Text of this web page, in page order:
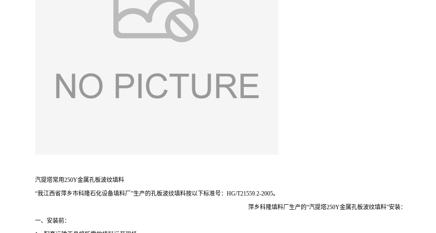
汽提塔常用250Y金属孔板波纹填料
“我江西省萍乡市科隆石化设备填料厂”生产的孔板波纹填料按以下标准号：HG/T21559.2-2005。
萍乡科隆填料厂生产的“汽提塔250Y金属孔板波纹填料”安装：
一、安装前：